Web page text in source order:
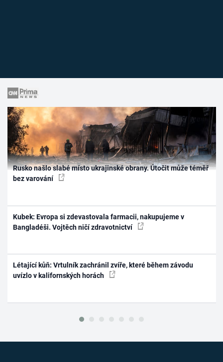
Rusko našlo slabé místo ukrajinské obrany. Útočit může téměř
bez varování
Kubek: Evropa si zdevastovala farmacii, nakupujeme v
Bangladéši. Vojtěch ničí zdravotnictví
Létající kůň: Vrtulník zachránil zvíře, které během závodu
uvízlo v kalifornských horách